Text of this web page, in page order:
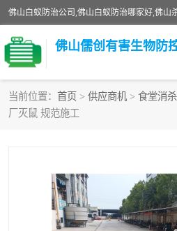
当前位置： 首页 > 供应商机 > 食堂消杀
厂灭鼠 规范施工
白蚁消杀
除四害
校园消杀